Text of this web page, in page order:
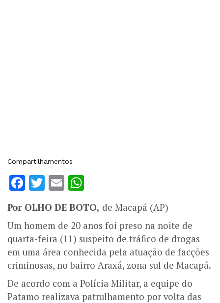
Compartilhamentos
Facebook
Twitter
Email
Por OLHO DE BOTO, de Macapá (AP)
Um homem de 20 anos foi preso na noite de
quarta-feira (11) suspeito de tráfico de drogas
em uma área conhecida pela atuação de facções
criminosas, no bairro Araxá, zona sul de Macapá.
De acordo com a Polícia Militar, a equipe do
Patamo realizava patrulhamento por volta das